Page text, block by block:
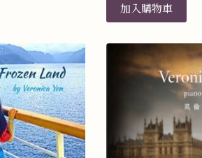
加入購物車